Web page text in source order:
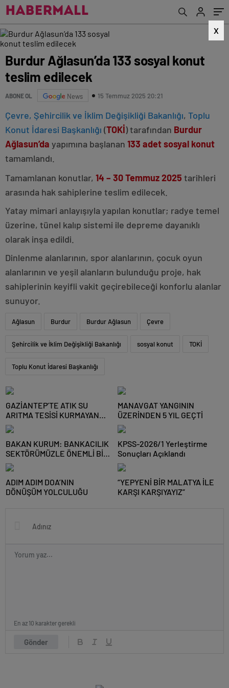
X
Burdur Ağlasun’da 133 sosyal konut
teslim edilecek
ABONE OL News 15 Temmuz 2025 20:21
Çevre, Şehircilik ve İklim Değişikliği Bakanlığı, Toplu
Konut İdaresi Başkanlığı (TOKİ) tarafından Burdur
Ağlasun’da yapımına başlanan 133 adet sosyal konut
tamamlandı.
Tamamlanan konutlar, 14 – 30 Temmuz 2025 tarihleri
arasında hak sahiplerine teslim edilecek.
Yatay mimari anlayışıyla yapılan konutlar; radye temel
üzerine, tünel kalıp sistemi ile depreme dayanıklı
olarak inşa edildi.
Dinlenme alanlarının, spor alanlarının, çocuk oyun
alanlarının ve yeşil alanların bulunduğu proje, hak
sahiplerinin keyifli vakit geçirebileceği konforlu alanlar
sunuyor.
Ağlasun Burdur Burdur Ağlasun Çevre
Şehircilik ve İklim Değişikliği Bakanlığı sosyal konut TOKİ
Toplu Konut İdaresi Başkanlığı
GAZİANTEP’TE ATIK SU
ARITMA TESİSİ KURMAYAN
NİZİP OSB’YE CEZA
MANAVGAT YANGININ
ÜZERİNDEN 5 YIL GEÇTİ
BAKAN KURUM: BANKACILIK
SEKTÖRÜMÜZLE ÖNEMLİ BİR
ADIM ATTIK
KPSS-2026/1 Yerleştirme
Sonuçları Açıklandı
ADIM ADIM DOA’NIN
DÖNÜŞÜM YOLCULUĞU
“YEPYENİ BİR MALATYA İLE
KARŞI KARŞIYAYIZ”
Gönder
En az 10 karakter gerekli